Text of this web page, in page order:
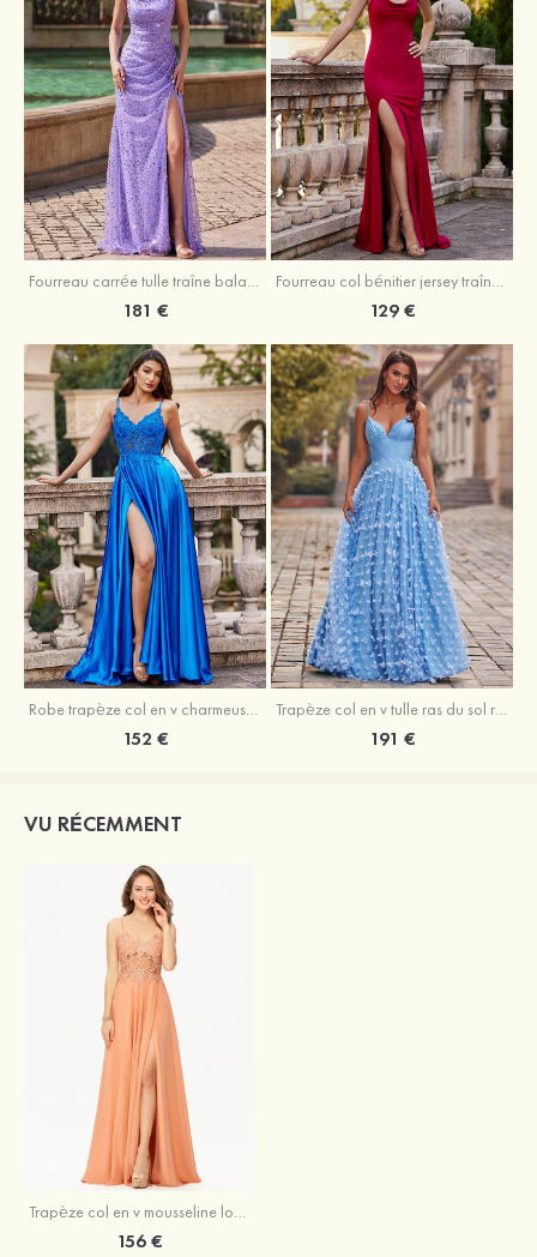
Fourreau carrée tulle traîne balayage robe de bal
181 €
Fourreau col bénitier jersey traîne balayage robe de bal
129 €
152 € 191 €
VU RÉCEMMENT
Trapèze col en v mousseline long/ras du sol robe de bal avec appliqued beading sequins split
156 €